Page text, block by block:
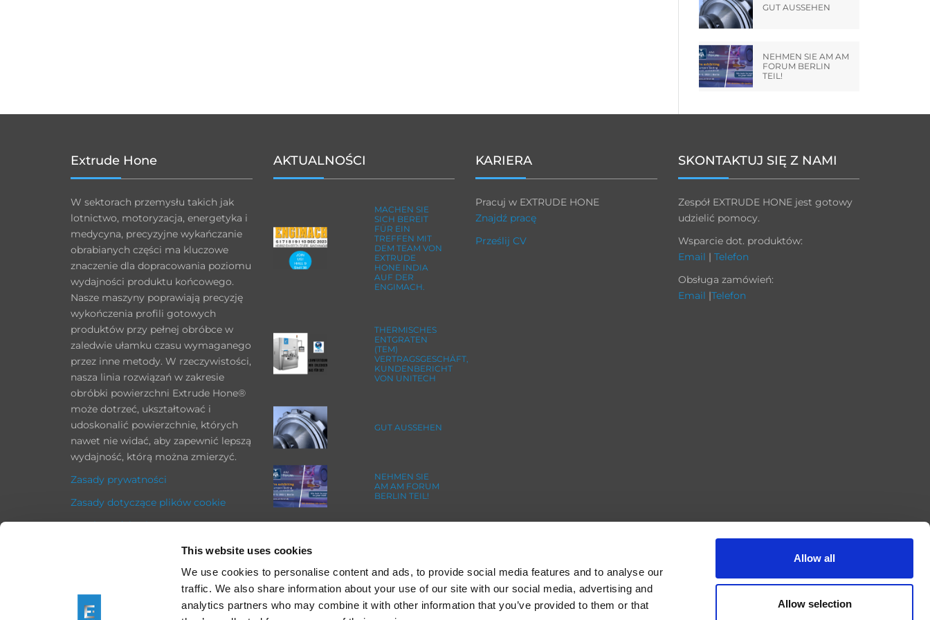
This website uses cookies
We use cookies to personalise content and ads, to provide social media features and to analyse our
traffic. We also share information about your use of our site with our social media, advertising and
analytics partners who may combine it with other information that you’ve provided to them or that
Allow all
Allow selection
GUT AUSSEHEN
NEHMEN SIE AM AM
FORUM BERLIN
TEIL!
Extrude Hone
W sektorach przemysłu takich jak
lotnictwo, motoryzacja, energetyka i
medycyna, precyzyjne wykańczanie
obrabianych części ma kluczowe
znaczenie dla dopracowania poziomu
wydajności produktu końcowego.
Nasze maszyny poprawiają precyzję
wykończenia profili gotowych
produktów przy pełnej obróbce w
zaledwie ułamku czasu wymaganego
przez inne metody. W rzeczywistości,
nasza linia rozwiązań w zakresie
obróbki powierzchni Extrude Hone®
może dotrzeć, ukształtować i
udoskonalić powierzchnie, których
nawet nie widać, aby zapewnić lepszą
wydajność, którą można zmierzyć.
Zasady prywatności
Zasady dotyczące plików cookie
Stopka redakcyjna
ogólne warunki handlowe
AKTUALNOŚCI
MACHEN SIE
SICH BEREIT
FÜR EIN
TREFFEN MIT
DEM TEAM VON
EXTRUDE
HONE INDIA
AUF DER
ENGIMACH.
THERMISCHES
ENTGRATEN
(TEM)
VERTRAGSGESCHÄFT,
KUNDENBERICHT
VON UNITECH
GUT AUSSEHEN
NEHMEN SIE
AM AM FORUM
BERLIN TEIL!
KARIERA
Pracuj w EXTRUDE HONE
Znajdź pracę
Prześlij CV
SKONTAKTUJ SIĘ Z NAMI
Zespół EXTRUDE HONE jest gotowy
udzielić pomocy.
Wsparcie dot. produktów:
Email | Telefon
Obsługa zamówień:
Email |Telefon